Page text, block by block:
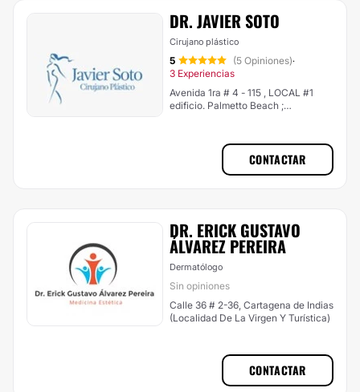
DR. JAVIER SOTO
Cirujano plástico
5 (5 Opiniones)·
3 Experiencias
Avenida 1ra # 4 - 115 , LOCAL #1
edificio. Palmetto Beach ;
CONTACTAR
DR. ERICK GUSTAVO
ÁLVAREZ PEREIRA
Dermatólogo
Sin opiniones
Calle 36 # 2-36, Cartagena de Indias
(Localidad De La Virgen Y Turística)
CONTACTAR